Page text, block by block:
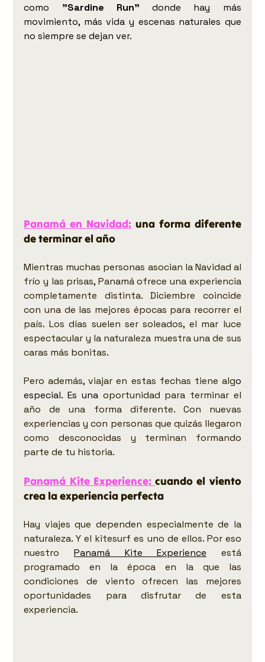
como "Sardine Run" donde hay más
movimiento, más vida y escenas naturales que
no siempre se dejan ver.
Panamá en Navidad: una forma diferente
de terminar el año
Mientras muchas personas asocian la Navidad al
frío y las prisas, Panamá ofrece una experiencia
completamente distinta. Diciembre coincide
con una de las mejores épocas para recorrer el
país. Los días suelen ser soleados, el mar luce
espectacular y la naturaleza muestra una de sus
caras más bonitas.
Pero además, viajar en estas fechas tiene algo
especial. Es una oportunidad para terminar el
año de una forma diferente. Con nuevas
experiencias y con personas que quizás llegaron
como desconocidas y terminan formando
parte de tu historia.
Panamá Kite Experience: cuando el viento
crea la experiencia perfecta
Hay viajes que dependen especialmente de la
naturaleza. Y el kitesurf es uno de ellos. Por eso
nuestro Panamá Kite Experience está
programado en la época en la que las
condiciones de viento ofrecen las mejores
oportunidades para disfrutar de esta
experiencia.